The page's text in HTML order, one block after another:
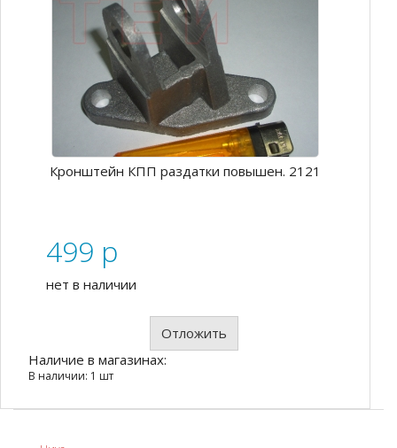
Кронштейн КПП раздатки повышен. 2121
499 p
нет в наличии
Отложить
Наличие в магазинах:
В наличии: 1 шт